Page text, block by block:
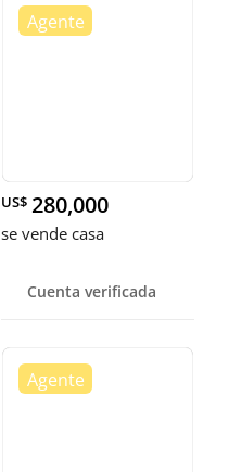
US$ 280,000
se vende casa
Cuenta verificada